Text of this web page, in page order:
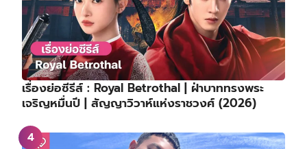
เรื่องย่อซีรีส์ : Royal Betrothal | ฝ่าบาททรงพระ
เจริญหมื่นปี | สัญญาวิวาห์แห่งราชวงศ์ (2026)